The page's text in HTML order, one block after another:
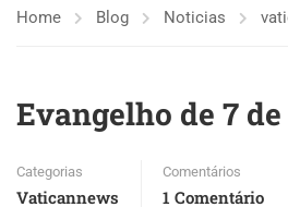
Home Blog Noticias
Evangelho de 7
Categorias
Vaticannews
Comentários
1 Comentário